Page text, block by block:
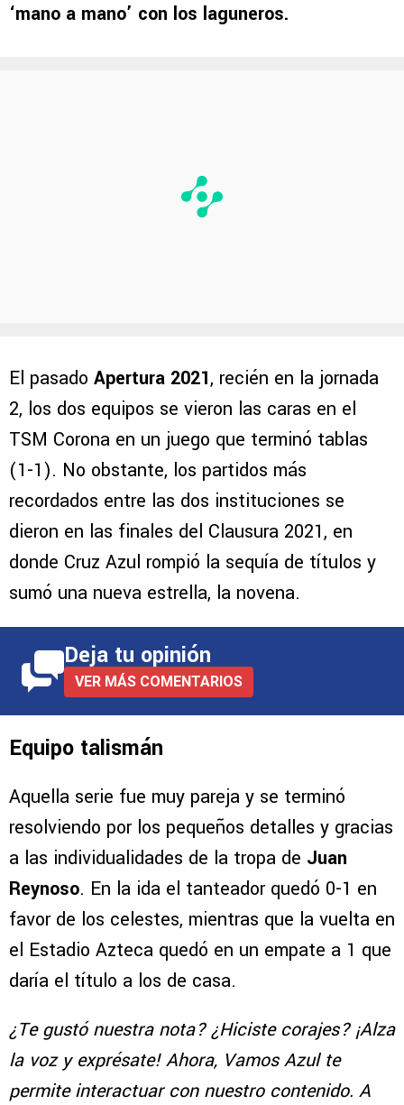
‘mano a mano’ con los laguneros.
El pasado Apertura 2021, recién en la jornada
2, los dos equipos se vieron las caras en el
TSM Corona en un juego que terminó tablas
(1-1). No obstante, los partidos más
recordados entre las dos instituciones se
dieron en las finales del Clausura 2021, en
donde Cruz Azul rompió la sequía de títulos y
sumó una nueva estrella, la novena.
Deja tu opinión
VER MÁS COMENTARIOS
Equipo talismán
Aquella serie fue muy pareja y se terminó
resolviendo por los pequeños detalles y gracias
a las individualidades de la tropa de Juan
Reynoso. En la ida el tanteador quedó 0-1 en
favor de los celestes, mientras que la vuelta en
el Estadio Azteca quedó en un empate a 1 que
daría el título a los de casa.
¿Te gustó nuestra nota? ¿Hiciste corajes? ¡Alza
la voz y exprésate! Ahora, Vamos Azul te
permite interactuar con nuestro contenido. A